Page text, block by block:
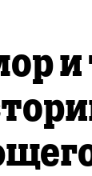
и